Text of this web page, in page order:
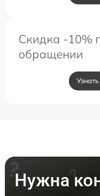
Скидка -10%
обращении
Нужна